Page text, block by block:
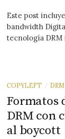
Este post
bandwidth
tecnología DRM
COPYLEFT / DRM
Formatos
DRM con
al boycott